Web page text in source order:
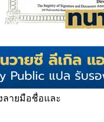
ลายมือชื่อและ